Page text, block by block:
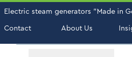
Electric steam generators "Made in
Contact
About Us